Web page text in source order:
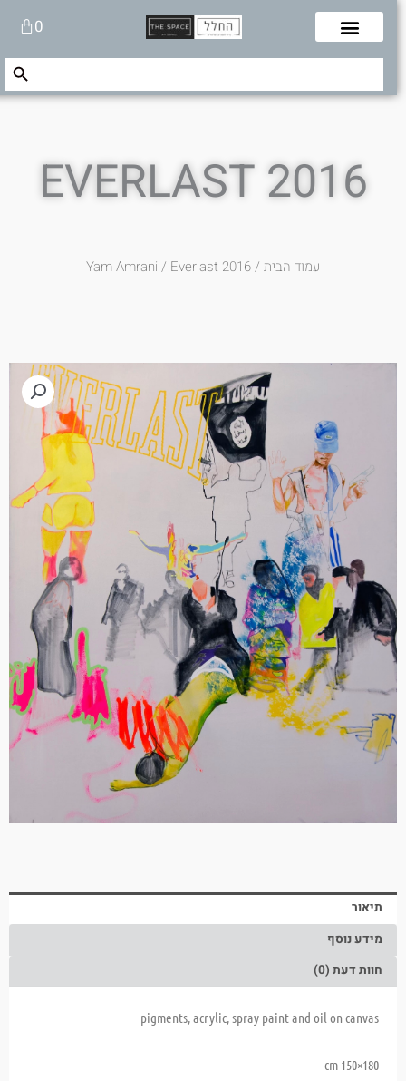
0עגלת
קניות
Search
Search Button
EVERLAST 2016
עמוד הבית/
Yam Amrani/ Everlast 2016
תיאור
מידע נוסף
חוות דעת (0)
pigments, acrylic, spray paint and oil on canvas
180×150 cm